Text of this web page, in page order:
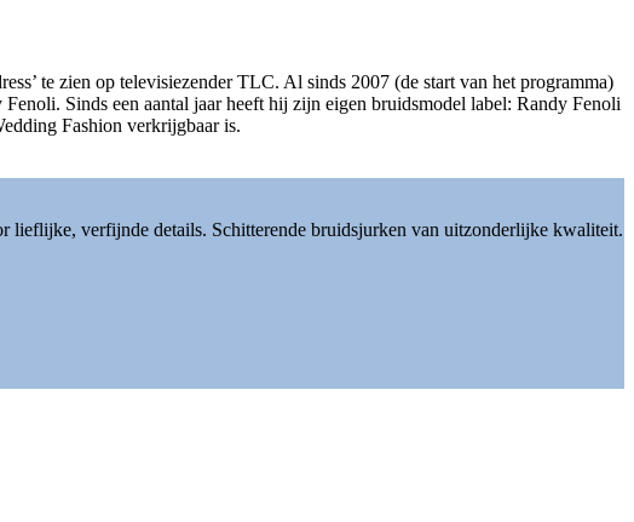
te zien op televisiezender TLC. Al sinds 2007 (de start van het programma)
Sinds een aantal jaar heeft hij zijn eigen bruidsmodel label: Randy Fenoli
Fashion verkrijgbaar is.
lieflijke, verfijnde details. Schitterende bruidsjurken van uitzonderlijke kwaliteit.